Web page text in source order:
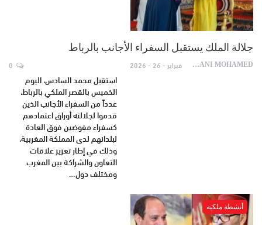
جلالة الملك يستقبل السفراء الأجانب بالرباط
AYDANI MOHAMED فبراير - 26 - 2026
استقبل محمد السادس، اليوم
الخميس بالقصر الملكي بالرباط،
عدداً من السفراء الأجانب الذين
قدموا لجلالته أوراق اعتمادهم
كسفراء مفوضين فوق العادة
لبلدانهم لدى المملكة المغربية،
وذلك في إطار تعزيز علاقات
التعاون والشراكة بين المغرب
ومختلف دول…
أنشطة ملكية